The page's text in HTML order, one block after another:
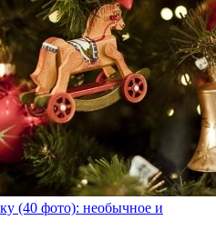
(40 фото): необычное и